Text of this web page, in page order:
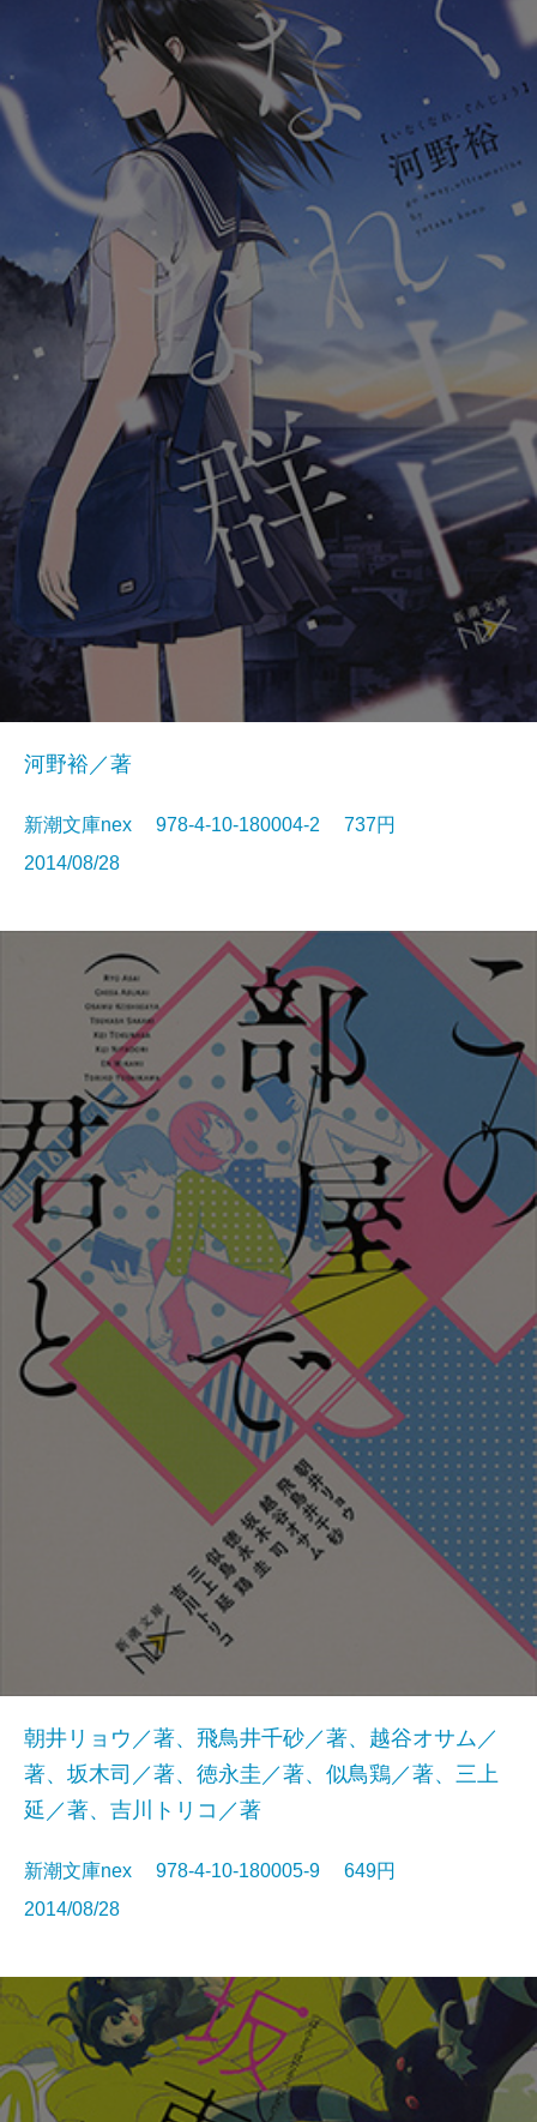
河野裕／著
新潮文庫nex 978-4-10-180004-2 737円
2014/08/28
朝井リョウ／著、飛鳥井千砂／著、越谷オサム／
著、坂木司／著、徳永圭／著、似鳥鶏／著、三上
延／著、吉川トリコ／著
新潮文庫nex 978-4-10-180005-9 649円
2014/08/28